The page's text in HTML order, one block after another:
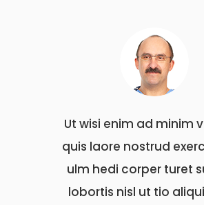
Ut wisi enim ad minim
quis laore nostrud
ulm hedi corper turet
lobortis nisl ut tio